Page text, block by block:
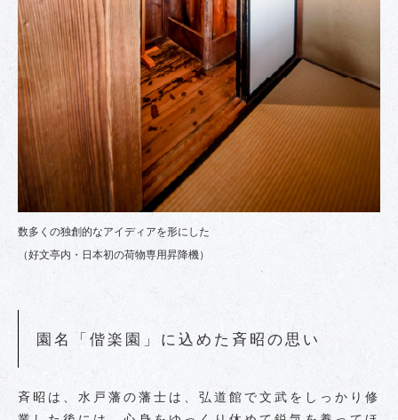
数多くの独創的なアイディアを形にした
（好文亭内・日本初の荷物専用昇降機）
園名「偕楽園」に込めた斉昭の思い
斉昭は、水戸藩の藩士は、弘道館で文武をしっかり修